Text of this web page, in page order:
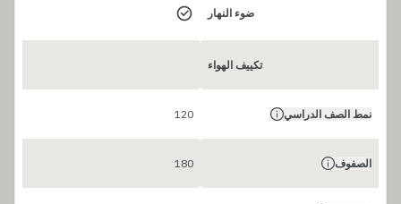
ضوء النهار
تكييف الهواء
نمط الصف الدراسي 120
الصفوف 180